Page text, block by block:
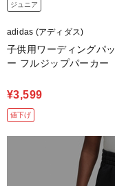
ジュニア
adidas (アディダス)
子供用ワーディングパ
ー フルジップパーカー
¥3,599
値下げ